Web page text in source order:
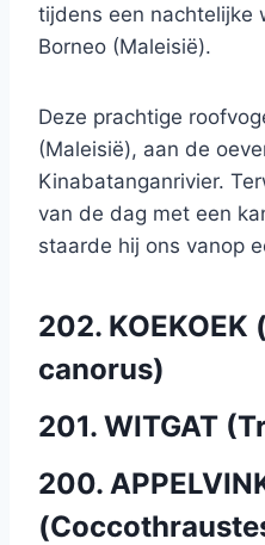
tijdens een nachtelijke
Borneo (Maleisië).
Deze prachtige
(Maleisië), aan de
Kinabatanganrivier.
van de dag met een
staarde hij ons vanop
202.
canorus)
201. WITGAT
200.